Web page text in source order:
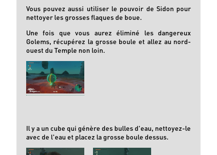
Vous pouvez aussi utiliser le pouvoir de Sidon pour
nettoyer les grosses flaques de boue.
Une fois que vous aurez éliminé les dangereux
Golems, récupérez la grosse boule et allez au nord-
ouest du Temple non loin.
Il y a un cube qui génère des bulles d'eau, nettoyez-le
avec de l'eau et placez la grosse boule dessus.